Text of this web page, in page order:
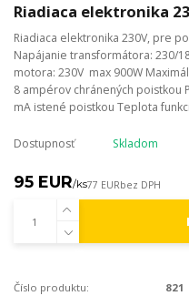
Riadiaca elektronika
Riadiaca elektronika 230V, pre
Napájanie transformátora: 230/
motora: 230V max 900W
8 ampérov chránených poistkou
mA istené poistkou Teplota
Dostupnosť Skladom
95 EUR/ks77 EURbez DPH
Číslo produktu: 821